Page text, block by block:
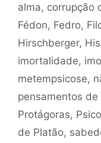
alma, corrupção
Fédon, Fedro,
Hirschberger,
imortalidade,
metempsicose,
pensamentos de
Protágoras,
de Platão,